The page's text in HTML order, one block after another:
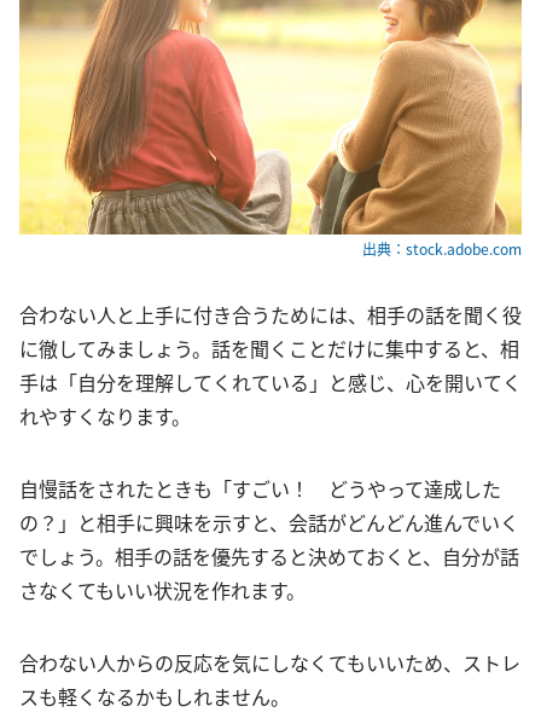
出典：stock.adobe.com
合わない人と上手に付き合うためには、相手の話を聞く役
に徹してみましょう。話を聞くことだけに集中すると、相
手は「自分を理解してくれている」と感じ、心を開いてく
れやすくなります。
自慢話をされたときも「すごい！ どうやって達成した
の？」と相手に興味を示すと、会話がどんどん進んでいく
でしょう。相手の話を優先すると決めておくと、自分が話
さなくてもいい状況を作れます。
合わない人からの反応を気にしなくてもいいため、ストレ
スも軽くなるかもしれません。